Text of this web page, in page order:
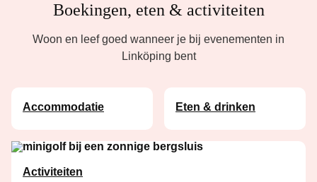
Boekingen, eten & activiteiten
Woon en leef goed wanneer je bij evenementen in
Linköping bent
Accommodatie Eten & drinken
Activiteiten